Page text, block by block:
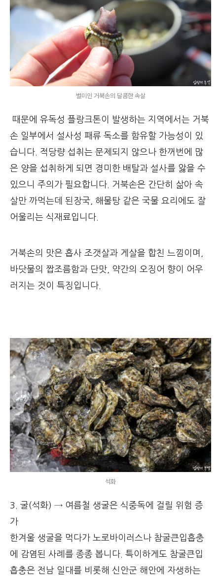
별미인 거북손의 달콤한 속살
때문에 유독성 플랑크톤이 발생하는 지역에서는 거북
손 일부에서 설사성 패류 독소를 함유할 가능성이 있
습니다. 적당량 섭취는 문제되지 않으나 한꺼번에 많
은 양을 섭취하게 되면 경미한 배탈과 설사를 앓을 수
있으니 주의가 필요합니다. 거북손은 간단히 삶아 속
살만 까먹는데 된장국, 해물탕 같은 국물 요리에도 잘
어울리는 식재료입니다.
거북손의 맛은 흡사 조갯살과 게살을 합친 느낌이며,
바닷물의 짭조름함과 단맛, 약간의 오징어 향이 어우
러지는 것이 특징입니다.
석화
3. 굴(석화) → 여름철 생굴은 식중독에 걸릴 위험 증
가
한겨울 생굴을 먹다가 노로바이러스나 참굴큰입흡충
에 감염된 사례를 종종 봅니다. 특이하게도 참굴큰입
흡충은 전남 일대를 비롯해 신안군 해안에 자생하는